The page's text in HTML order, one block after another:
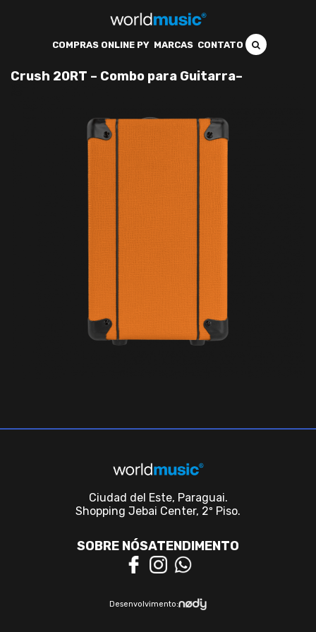
COMPRAS ONLINE PY MARCAS CONTATO
Crush 20RT – Combo para Guitarra–
Ciudad del Este, Paraguai.
Shopping Jebai Center, 2º Piso.
SOBRE NÓSATENDIMENTO
Desenvolvimento: